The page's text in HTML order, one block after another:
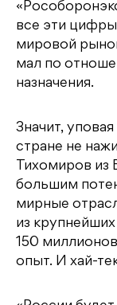
все эти
мировой
мал по
назначения.
Значит,
стране не
Тихомиров из
большим
мирные
из
150
опыт. И хай-